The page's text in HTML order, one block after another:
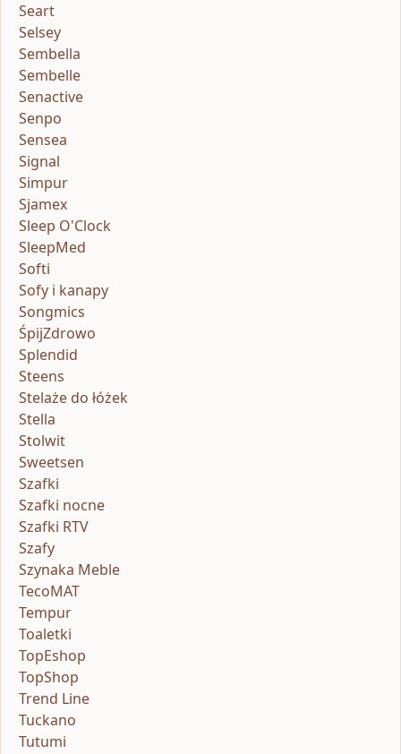
Seart
Selsey
Sembella
Sembelle
Senactive
Senpo
Sensea
Signal
Simpur
Sjamex
Sleep O'Clock
SleepMed
Softi
Sofy i kanapy
Songmics
ŚpijZdrowo
Splendid
Steens
Stelaże do łóżek
Stella
Stolwit
Sweetsen
Szafki
Szafki nocne
Szafki RTV
Szafy
Szynaka Meble
TecoMAT
Tempur
Toaletki
TopEshop
TopShop
Trend Line
Tuckano
Tutumi